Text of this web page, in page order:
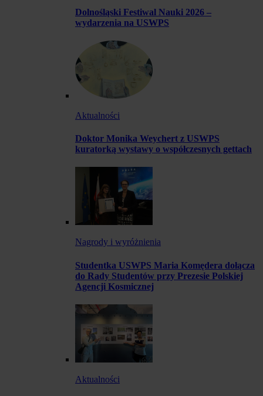
Dolnośląski Festiwal Nauki 2026 –
wydarzenia na USWPS
Aktualności
Doktor Monika Weychert z USWPS
kuratorką wystawy o współczesnych gettach
Nagrody i wyróżnienia
Studentka USWPS Maria Komędera dołącza
do Rady Studentów przy Prezesie Polskiej
Agencji Kosmicznej
Aktualności